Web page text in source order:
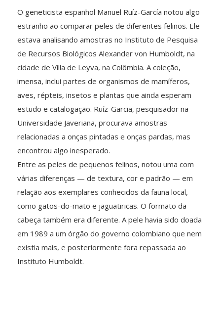
O geneticista espanhol Manuel Ruíz-García notou algo
estranho ao comparar peles de diferentes felinos. Ele
estava analisando amostras no Instituto de Pesquisa
de Recursos Biológicos Alexander von Humboldt, na
cidade de Villa de Leyva, na Colômbia. A coleção,
imensa, inclui partes de organismos de mamíferos,
aves, répteis, insetos e plantas que ainda esperam
estudo e catalogação. Ruíz-Garcia, pesquisador na
Universidade Javeriana, procurava amostras
relacionadas a onças pintadas e onças pardas, mas
encontrou algo inesperado.
Entre as peles de pequenos felinos, notou uma com
várias diferenças — de textura, cor e padrão — em
relação aos exemplares conhecidos da fauna local,
como gatos-do-mato e jaguatiricas. O formato da
cabeça também era diferente. A pele havia sido doada
em 1989 a um órgão do governo colombiano que nem
existia mais, e posteriormente fora repassada ao
Instituto Humboldt.